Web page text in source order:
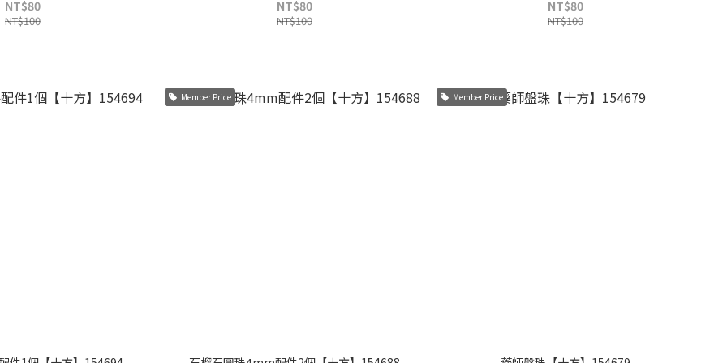
NT$80
NT$100
NT$80
NT$100
NT$80
NT$100
Member Price Member Price